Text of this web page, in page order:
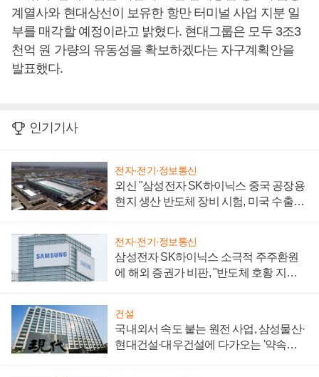
계열사와 현대상선이 보유한 항만 터미널 사업 지분 일
부를 매각할 예정이라고 밝혔다. 현대그룹은 모두 3조3
천억 원 가량의 유동성을 확보하겠다는 자구계획안을
발표했다.
인기기사
전자·전기·정보통신
외신 "삼성전자 SK하이닉스 중국 공장용
현지 생산 반도체 장비 시험, 미국 수출통
전자·전기·정보통신
삼성전자 SK하이닉스 소극적 주주환원
에 해외 증권가 비판, "반도체 호황 지속
건설
국내외서 속도 붙는 원전 사업, 삼성물산·
현대건설·대우건설에 다가오는 '약속의